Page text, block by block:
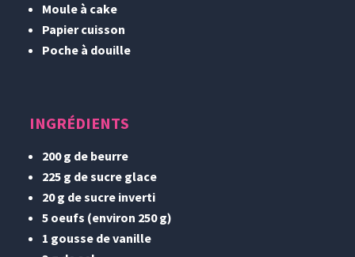
Moule à cake
Papier cuisson
Poche à douille
INGRÉDIENTS
200 g de beurre
225 g de sucre glace
20 g de sucre inverti
5 oeufs (environ 250 g)
1 gousse de vanille